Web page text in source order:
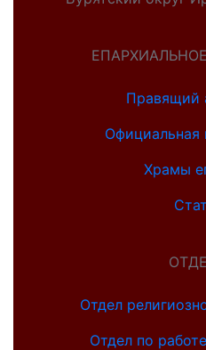
Правящий
Храмы
Отдел
Отдел по